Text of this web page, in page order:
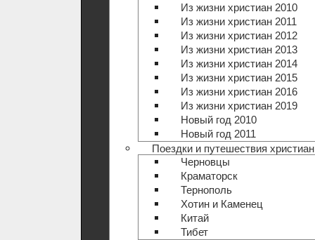
Из жизни христиан 2010
Из жизни христиан 2011
Из жизни христиан 2012
Из жизни христиан 2013
Из жизни христиан 2014
Из жизни христиан 2015
Из жизни христиан 2016
Из жизни христиан 2019
Новый год 2010
Новый год 2011
Поездки и путешествия христиан
Черновцы
Краматорск
Тернополь
Хотин и Каменец
Китай
Тибет